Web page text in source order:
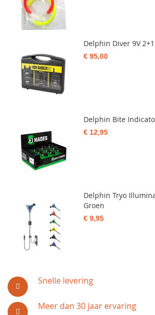
Snelle levering
Meer dan 30 jaar ervaring
Delphin Diver 9V 2+1
€ 95,00
Delphin Bite
€ 12,95
Delphin Tryo
Groen
€ 9,95